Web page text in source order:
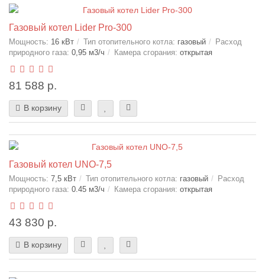
Газовый котел Lider Pro-300
Мощность: 16 кВт Тип отопительного котла: газовый
Расход
природного газа: 0,95 м3/ч Камера сгорания: открытая
81 588 р.
В корзину
Газовый котел UNO-7,5
Мощность: 7,5 кВт Тип отопительного котла: газовый
Расход
природного газа: 0.45 м3/ч Камера сгорания: открытая
43 830 р.
В корзину